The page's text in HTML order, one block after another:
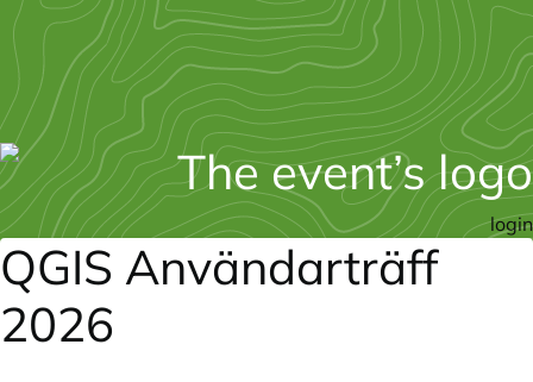
login
QGIS Användarträff
2026